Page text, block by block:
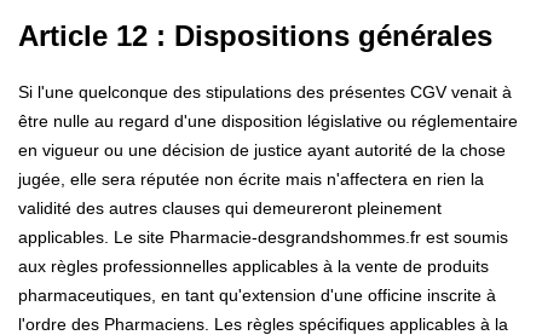
Article 12 : Dispositions générales
Si l'une quelconque des stipulations des présentes CGV venait à
être nulle au regard d'une disposition législative ou réglementaire
en vigueur ou une décision de justice ayant autorité de la chose
jugée, elle sera réputée non écrite mais n'affectera en rien la
validité des autres clauses qui demeureront pleinement
applicables. Le site Pharmacie-desgrandshommes.fr est soumis
aux règles professionnelles applicables à la vente de produits
pharmaceutiques, en tant qu'extension d'une officine inscrite à
l'ordre des Pharmaciens. Les règles spécifiques applicables à la